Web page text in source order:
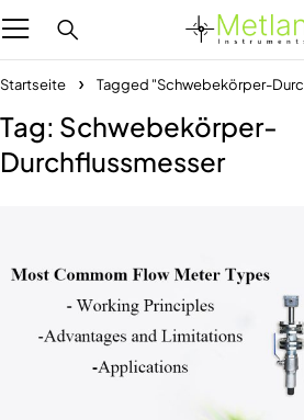
Startseite Tagged "Schwebekörper-
Tag: Schwebekörper-
Durchflussmesser